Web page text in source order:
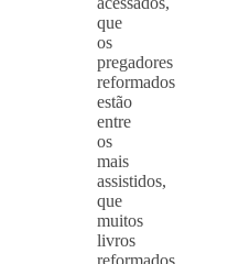
que
os
pregadores
reformados
estão
entre
os
mais
assistidos,
que
muitos
livros
reformados